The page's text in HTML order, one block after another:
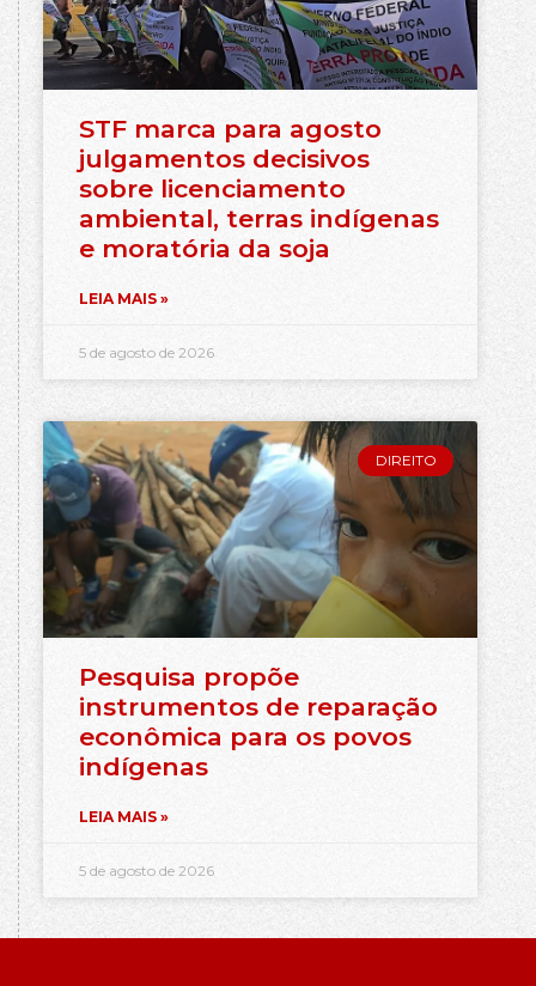
STF marca para agosto
julgamentos decisivos
sobre licenciamento
ambiental, terras indígenas
e moratória da soja
LEIA MAIS »
5 de agosto de 2026
DIREITO
Pesquisa propõe
instrumentos de reparação
econômica para os povos
indígenas
LEIA MAIS »
5 de agosto de 2026